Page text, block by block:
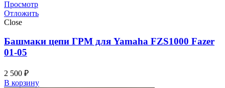
Просмотр
Отложить
Close
Башмаки цепи ГРМ для Yamaha FZS1000 Fazer
01-05
2 500 ₽
В корзину